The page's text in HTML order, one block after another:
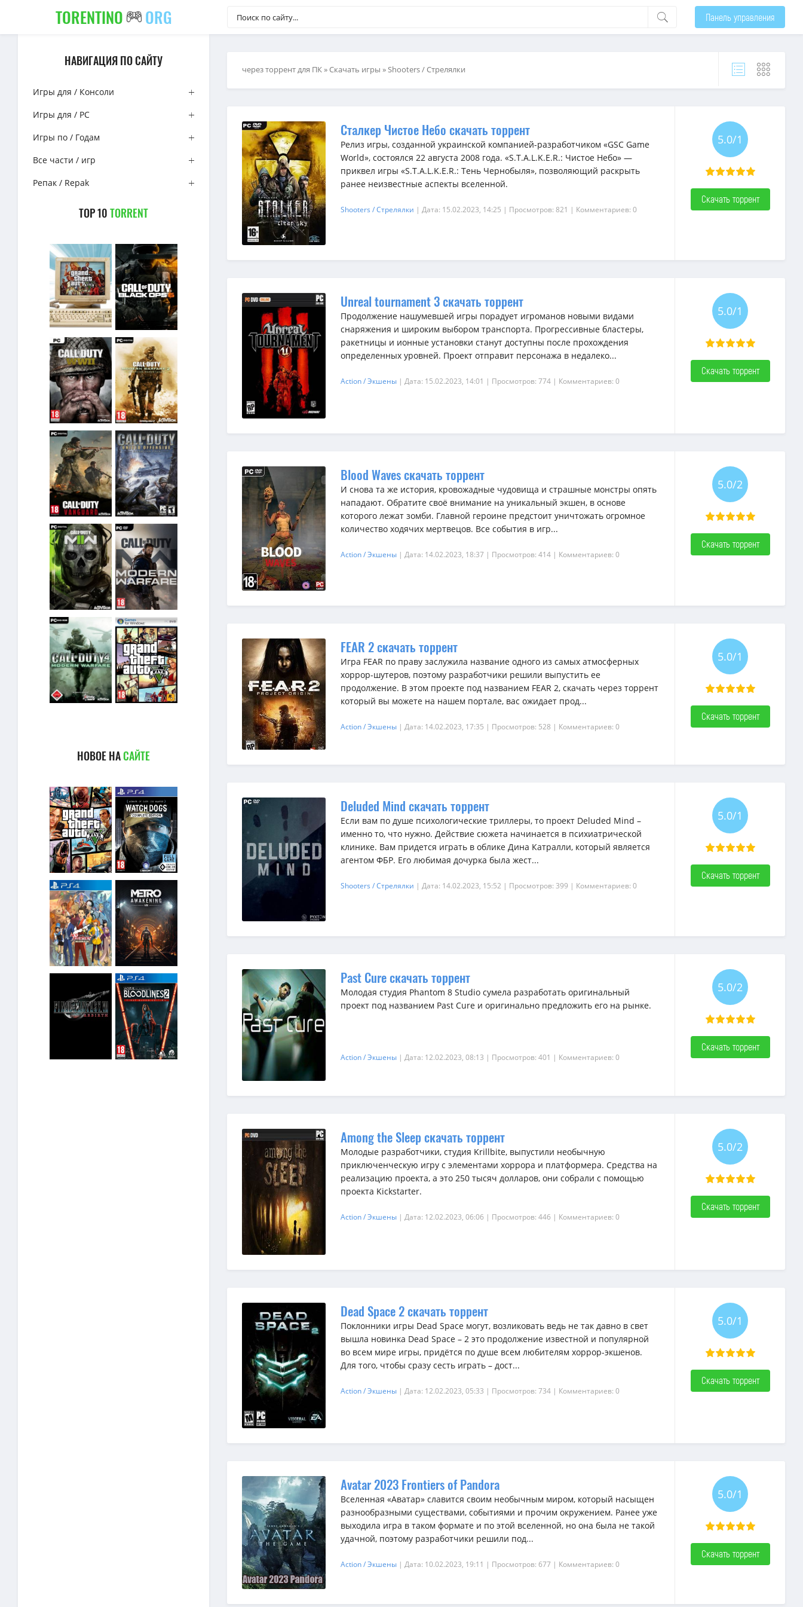
TORENTINO ORG Панель управления
НАВИГАЦИЯ ПО САЙТУ
Игры для / Консоли
Игры для / PC
Игры по / Годам
Все части / игр
Репак / Repak
TOP 10TORRENT
НОВОЕ НАСАЙТЕ
через торрент для ПК»Скачать игры » Shooters / Стрелялки
Сталкер Чистое Небо скачать торрент
Релиз игры, созданной украинской компанией-разработчиком «GSC Game
World», состоялся 22 августа 2008 года. «S.T.A.L.K.E.R.: Чистое Небо» —
приквел игры «S.T.A.L.K.E.R.: Тень Чернобыля», позволяющий раскрыть
ранее неизвестные аспекты вселенной.
Shooters / Стрелялки | Дата: 15.02.2023, 14:25 | Просмотров: 821 | Комментариев: 0
5.0/1
Скачать торрент
Unreal tournament 3 скачать торрент
Продолжение нашумевшей игры порадует игроманов новыми видами
снаряжения и широким выбором транспорта. Прогрессивные бластеры,
ракетницы и ионные установки станут доступны после прохождения
определенных уровней. Проект отправит персонажа в недалеко...
Action / Экшены | Дата: 15.02.2023, 14:01 | Просмотров: 774 | Комментариев: 0
5.0/1
Скачать торрент
Blood Waves скачать торрент
И снова та же история, кровожадные чудовища и страшные монстры опять
нападают. Обратите своё внимание на уникальный экшен, в основе
которого лежат зомби. Главной героине предстоит уничтожать огромное
количество ходячих мертвецов. Все события в игр...
Action / Экшены | Дата: 14.02.2023, 18:37 | Просмотров: 414 | Комментариев: 0
5.0/2
Скачать торрент
FEAR 2 скачать торрент
Игра FEAR по праву заслужила название одного из самых атмосферных
хоррор-шутеров, поэтому разработчики решили выпустить ее
продолжение. В этом проекте под названием FEAR 2, скачать через торрент
который вы можете на нашем портале, вас ожидает прод...
Action / Экшены | Дата: 14.02.2023, 17:35 | Просмотров: 528 | Комментариев: 0
5.0/1
Скачать торрент
Deluded Mind скачать торрент
Если вам по душе психологические триллеры, то проект Deluded Mind –
именно то, что нужно. Действие сюжета начинается в психиатрической
клинике. Вам придется играть в облике Дина Катралли, который является
агентом ФБР. Его любимая дочурка была жест...
Shooters / Стрелялки | Дата: 14.02.2023, 15:52 | Просмотров: 399 | Комментариев: 0
5.0/1
Скачать торрент
Past Cure скачать торрент
Молодая студия Phantom 8 Studio сумела разработать оригинальный
проект под названием Past Cure и оригинально предложить его на рынке.
Action / Экшены | Дата: 12.02.2023, 08:13 | Просмотров: 401 | Комментариев: 0
5.0/2
Скачать торрент
Among the Sleep скачать торрент
Молодые разработчики, студия Krillbite, выпустили необычную
приключенческую игру с элементами хоррора и платформера. Средства на
реализацию проекта, а это 250 тысяч долларов, они собрали с помощью
проекта Kickstarter.
Action / Экшены | Дата: 12.02.2023, 06:06 | Просмотров: 446 | Комментариев: 0
5.0/2
Скачать торрент
Dead Space 2 скачать торрент
Поклонники игры Dead Space могут, возликовать ведь не так давно в свет
вышла новинка Dead Space – 2 это продолжение известной и популярной
во всем мире игры, придётся по душе всем любителям хоррор-экшенов.
Для того, чтобы сразу сесть играть – дост...
Action / Экшены | Дата: 12.02.2023, 05:33 | Просмотров: 734 | Комментариев: 0
5.0/1
Скачать торрент
Avatar 2023 Frontiers of Pandora
Вселенная «Аватар» славится своим необычным миром, который насыщен
разнообразными существами, событиями и прочим окружением. Ранее уже
выходила игра в таком формате и по этой вселенной, но она была не такой
удачной, поэтому разработчики решили под...
Action / Экшены | Дата: 10.02.2023, 19:11 | Просмотров: 677 | Комментариев: 0
5.0/1
Скачать торрент